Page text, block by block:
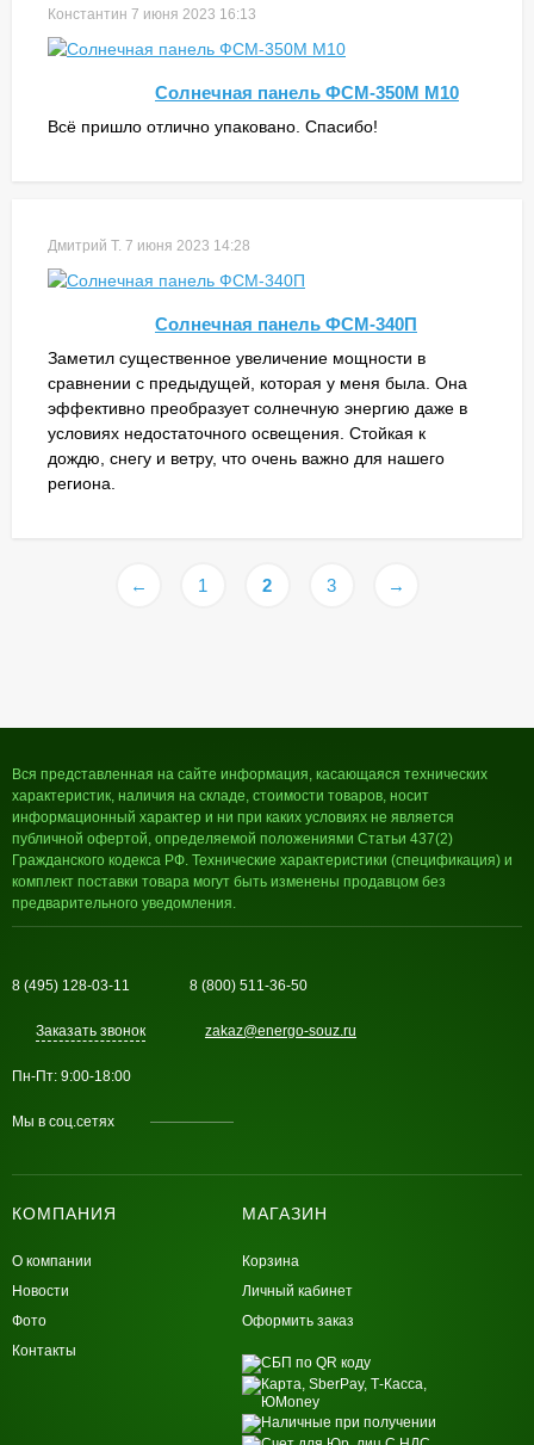
Константин 7 июня 2023 16:13
Солнечная панель ФСМ-350М M10
Всё пришло отлично упаковано. Спасибо!
Дмитрий Т. 7 июня 2023 14:28
Солнечная панель ФСМ-340П
Заметил существенное увеличение мощности в
сравнении с предыдущей, которая у меня была. Она
эффективно преобразует солнечную энергию даже в
условиях недостаточного освещения. Стойкая к
дождю, снегу и ветру, что очень важно для нашего
региона.
← 1 2 3 →
Вся представленная на сайте информация, касающаяся технических
характеристик, наличия на складе, стоимости товаров, носит
информационный характер и ни при каких условиях не является
публичной офертой, определяемой положениями Статьи 437(2)
Гражданского кодекса РФ. Технические характеристики (спецификация) и
комплект поставки товара могут быть изменены продавцом без
предварительного уведомления.
8 (495) 128-03-11 8 (800) 511-36-50
Заказать звонок zakaz@energo-souz.ru
Пн-Пт: 9:00-18:00
Мы в соц.сетях
КОМПАНИЯ
О компании
Новости
Фото
Контакты
МАГАЗИН
Корзина
Личный кабинет
Оформить заказ